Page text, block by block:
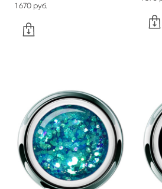
1 670 pуб.